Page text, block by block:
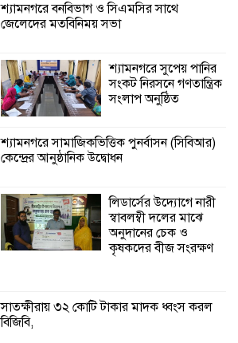
শ্যামনগরে বনবিভাগ ও সিএমসির সাথে
জেলেদের মতবিনিময় সভা
শ্যামনগরে সুপেয় পানির
সংকট নিরসনে গণতান্ত্রিক
সংলাপ অনুষ্ঠিত
শ্যামনগরে সামাজিকভিত্তিক পুনর্বাসন (সিবিআর)
কেন্দ্রের আনুষ্ঠানিক উদ্বোধন
লিডার্সের উদ্যোগে নারী
স্বাবলম্বী দলের মাঝে
অনুদানের চেক ও
কৃষকদের বীজ সংরক্ষণ
সাতক্ষীরায় ৩২ কোটি টাকার মাদক ধ্বংস করল
বিজিবি,